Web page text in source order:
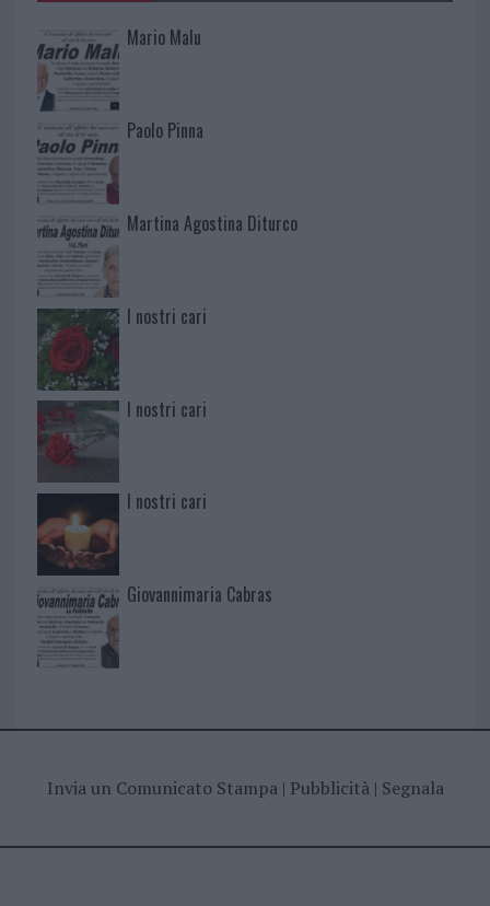
Mario Malu
Paolo Pinna
Martina Agostina Diturco
I nostri cari
I nostri cari
I nostri cari
Giovannimaria Cabras
Invia un Comunicato Stampa| Pubblicità| Segnala